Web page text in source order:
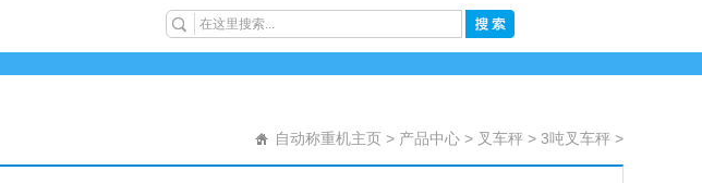
自动称重机主页 > 产品中心 > 叉车秤 > 3吨叉车秤 >